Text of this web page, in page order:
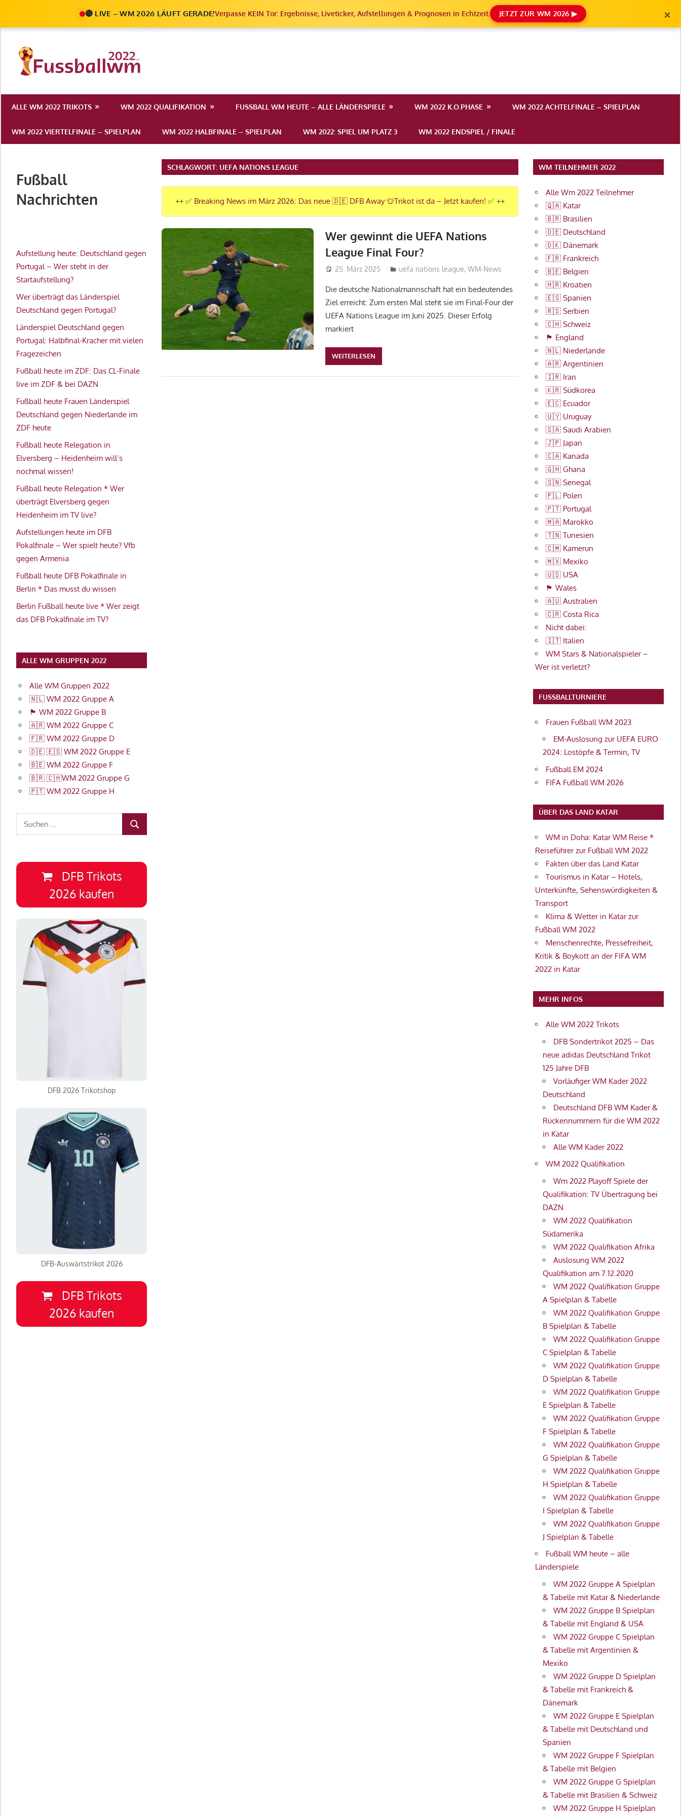
🔴 LIVE – WM 2026 LÄUFT GERADE!Verpasse KEIN Tor: Ergebnisse, Liveticker, Aufstellungen & Prognosen in Echtzeit. JETZT ZUR WM 2026 ▶ ×
springen
Weltmeisterschaft
zur
in
ALLE WM 2022 TRIKOTS WM 2022 QUALIFIKATION FUSSBALL WM HEUTE – ALLE LÄNDERSPIELE WM 2022 K.O.PHASE WM 2022 ACHTELFINALE – SPIELPLAN
WM 2022 VIERTELFINALE – SPIELPLAN WM 2022 HALBFINALE – SPIELPLAN WM 2022: SPIEL UM PLATZ 3 WM 2022 ENDSPIEL / FINALE
SCHLAGWORT: UEFA NATIONS LEAGUE
++ ✅ Breaking News im März 2026: Das neue 🇩🇪 DFB Away 👕Trikot ist da – Jetzt kaufen! ✅ ++
Wer gewinnt die UEFA Nations
League Final Four?
25. März 2025 admin_wm2022
uefa nations league,WM-News
Die deutsche Nationalmannschaft hat ein bedeutendes
Ziel erreicht: Zum ersten Mal steht sie im Final-Four der
UEFA Nations League im Juni 2025. Dieser Erfolg
markiert
WEITERLESEN
Fußball
Nachrichten
Aufstellung heute: Deutschland gegen
Portugal – Wer steht in der
Startaufstellung?
Wer überträgt das Länderspiel
Deutschland gegen Portugal?
Länderspiel Deutschland gegen
Portugal: Halbfinal-Kracher mit vielen
Fragezeichen
Fußball heute im ZDF: Das CL-Finale
live im ZDF & bei DAZN
Fußball heute Frauen Länderspiel
Deutschland gegen Niederlande im
ZDF heute
Fußball heute Relegation in
Elversberg – Heidenheim will’s
nochmal wissen!
Fußball heute Relegation * Wer
überträgt Elversberg gegen
Heidenheim im TV live?
Aufstellungen heute im DFB
Pokalfinale – Wer spielt heute? Vfb
gegen Armenia
Fußball heute DFB Pokalfinale in
Berlin * Das musst du wissen
Berlin Fußball heute live * Wer zeigt
das DFB Pokalfinale im TV?
ALLE WM GRUPPEN 2022
Alle WM Gruppen 2022
🇳🇱 WM 2022 Gruppe A
🏴󠁧󠁢󠁥󠁮󠁧󠁿 WM 2022 Gruppe B
🇦🇷 WM 2022 Gruppe C
🇫🇷 WM 2022 Gruppe D
🇩🇪 🇪🇸 WM 2022 Gruppe E
🇧🇪 WM 2022 Gruppe F
🇧🇷 🇨🇭WM 2022 Gruppe G
🇵🇹 WM 2022 Gruppe H
Suchen
nach:
SUCHEN
DFB Trikots
2026 kaufen
DFB 2026 Trikotshop
DFB-Auswärtstrikot 2026
DFB Trikots
2026 kaufen
WM TEILNEHMER 2022
Alle Wm 2022 Teilnehmer
🇶🇦 Katar
🇧🇷 Brasilien
🇩🇪 Deutschland
🇩🇰 Dänemark
🇫🇷 Frankreich
🇧🇪 Belgien
🇭🇷 Kroatien
🇪🇸 Spanien
🇷🇸 Serbien
🇨🇭 Schweiz
🏴󠁧󠁢󠁥󠁮󠁧󠁿 England
🇳🇱 Niederlande
🇦🇷 Argentinien
🇮🇷 Iran
🇰🇷 Südkorea
🇪🇨 Ecuador
🇺🇾 Uruguay
🇸🇦 Saudi Arabien
🇯🇵 Japan
🇨🇦 Kanada
🇬🇭 Ghana
🇸🇳 Senegal
🇵🇱 Polen
🇵🇹 Portugal
🇲🇦 Marokko
🇹🇳 Tunesien
🇨🇲 Kamerun
🇲🇽 Mexiko
🇺🇸 USA
🏴󠁧󠁢󠁷󠁬󠁳󠁿 Wales
🇦🇺 Australien
🇨🇷 Costa Rica
Nicht dabei:
🇮🇹 Italien
WM Stars & Nationalspieler –
Wer ist verletzt?
FUSSBALLTURNIERE
Frauen Fußball WM 2023
EM-Auslosung zur UEFA EURO
2024: Lostöpfe & Termin, TV
Fußball EM 2024
FIFA Fußball WM 2026
ÜBER DAS LAND KATAR
WM in Doha: Katar WM Reise *
Reiseführer zur Fußball WM 2022
Fakten über das Land Katar
Tourismus in Katar – Hotels,
Unterkünfte, Sehenswürdigkeiten &
Transport
Klima & Wetter in Katar zur
Fußball WM 2022
Menschenrechte, Pressefreiheit,
Kritik & Boykott an der FIFA WM
2022 in Katar
MEHR INFOS
Alle WM 2022 Trikots
DFB Sondertrikot 2025 – Das
neue adidas Deutschland Trikot
125 Jahre DFB
Vorläufiger WM Kader 2022
Deutschland
Deutschland DFB WM Kader &
Rückennummern für die WM 2022
in Katar
Alle WM Kader 2022
WM 2022 Qualifikation
Wm 2022 Playoff Spiele der
Qualifikation: TV Übertragung bei
DAZN
WM 2022 Qualifikation
Südamerika
WM 2022 Qualifikation Afrika
Auslosung WM 2022
Qualifikation am 7.12.2020
WM 2022 Qualifikation Gruppe
A Spielplan & Tabelle
WM 2022 Qualifikation Gruppe
B Spielplan & Tabelle
WM 2022 Qualifikation Gruppe
C Spielplan & Tabelle
WM 2022 Qualifikation Gruppe
D Spielplan & Tabelle
WM 2022 Qualifikation Gruppe
E Spielplan & Tabelle
WM 2022 Qualifikation Gruppe
F Spielplan & Tabelle
WM 2022 Qualifikation Gruppe
G Spielplan & Tabelle
WM 2022 Qualifikation Gruppe
H Spielplan & Tabelle
WM 2022 Qualifikation Gruppe
I Spielplan & Tabelle
WM 2022 Qualifikation Gruppe
J Spielplan & Tabelle
Fußball WM heute – alle
Länderspiele
WM 2022 Gruppe A Spielplan
& Tabelle mit Katar & Niederlande
WM 2022 Gruppe B Spielplan
& Tabelle mit England & USA
WM 2022 Gruppe C Spielplan
& Tabelle mit Argentinien &
Mexiko
WM 2022 Gruppe D Spielplan
& Tabelle mit Frankreich &
Dänemark
WM 2022 Gruppe E Spielplan
& Tabelle mit Deutschland und
Spanien
WM 2022 Gruppe F Spielplan
& Tabelle mit Belgien
WM 2022 Gruppe G Spielplan
& Tabelle mit Brasilien & Schweiz
WM 2022 Gruppe H Spielplan